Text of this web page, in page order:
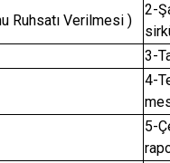
Ruhsatı Verilmesi )
2-
3-
4-
5-